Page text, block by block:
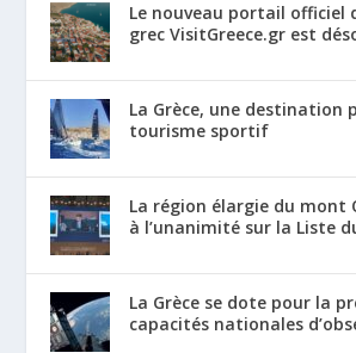
Le nouveau portail officiel
grec VisitGreece.gr est
La Grèce, une destination
tourisme sportif
La région élargie du mont
à l’unanimité sur la Liste
La Grèce se dote pour la
capacités nationales